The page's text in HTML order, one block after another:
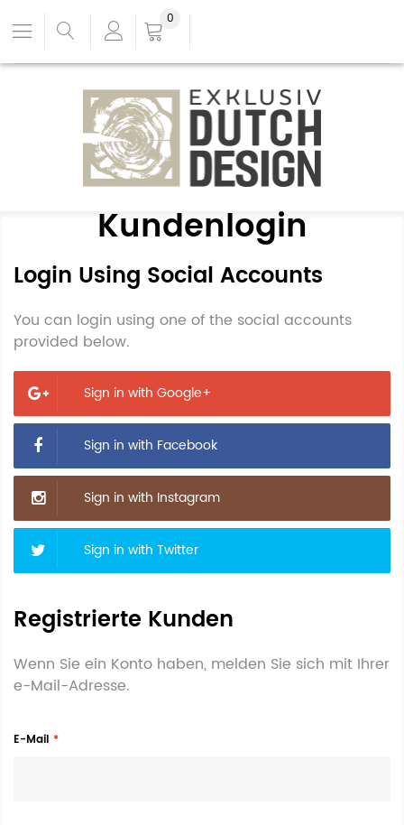
0
Kundenlogin
Login Using Social Accounts
You can login using one of the social accounts
provided below.
Sign in with Google+
Sign in with Facebook
Sign in with Instagram
Sign in with Twitter
Registrierte Kunden
Wenn Sie ein Konto haben, melden Sie sich mit Ihrer
e-Mail-Adresse.
E-Mail